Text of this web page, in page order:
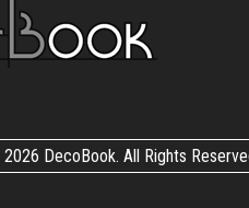
2026 DecoBook. All Rights